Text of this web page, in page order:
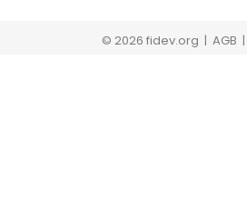
© 2026 fidev.org | AGB